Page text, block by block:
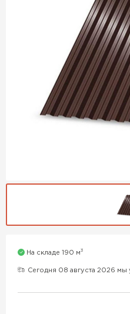
На складе 190 м3
Сегодня 08 августа 2026 мы